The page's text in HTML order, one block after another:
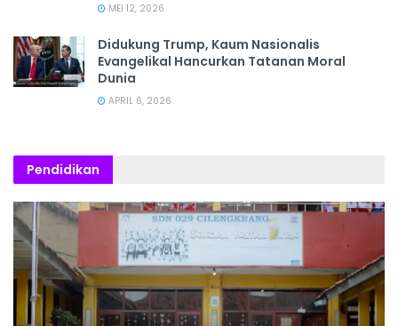
MEI 12, 2026
Didukung Trump, Kaum Nasionalis
Evangelikal Hancurkan Tatanan Moral
Dunia
APRIL 6, 2026
Pendidikan